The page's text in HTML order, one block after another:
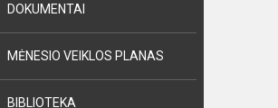
DOKUMENTAI
MĖNESIO VEIKLOS PLANAS
BIBLIOTEKA